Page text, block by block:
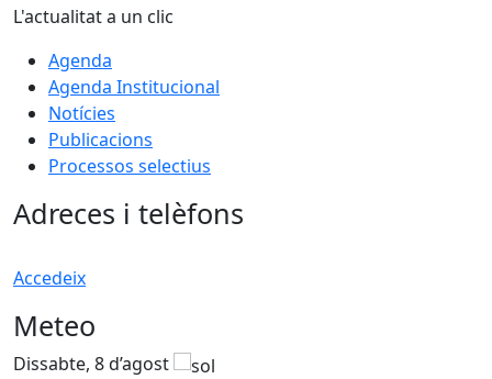
L'actualitat a un clic
Agenda
Agenda Institucional
Notícies
Publicacions
Processos selectius
Adreces i telèfons
Accedeix
Meteo
Dissabte, 8 d’agost